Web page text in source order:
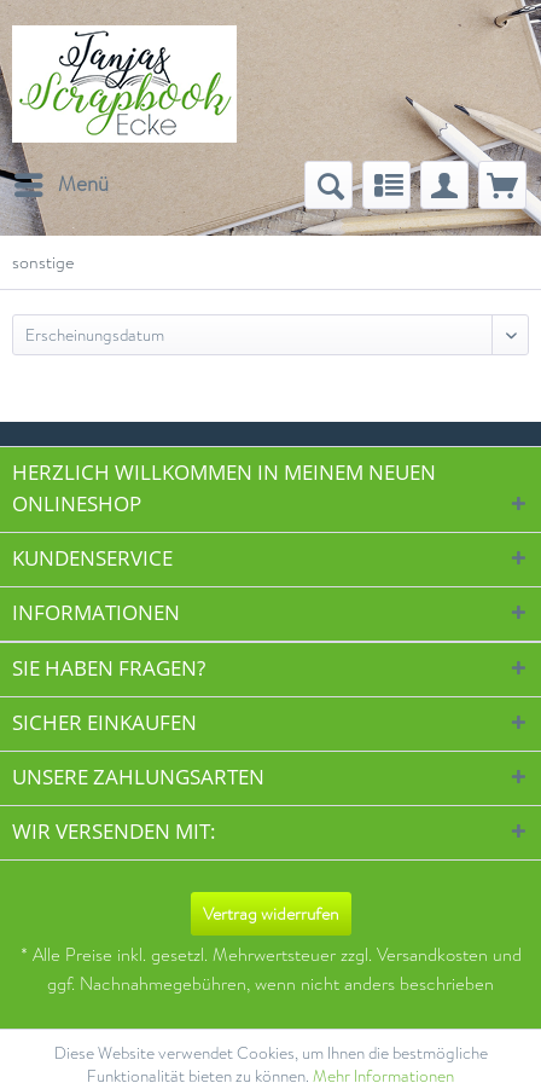
Menü
sonstige
HERZLICH WILLKOMMEN IN MEINEM NEUEN
ONLINESHOP
KUNDENSERVICE
INFORMATIONEN
SIE HABEN FRAGEN?
SICHER EINKAUFEN
UNSERE ZAHLUNGSARTEN
WIR VERSENDEN MIT:
Vertrag widerrufen
* Alle Preise inkl. gesetzl. Mehrwertsteuer zzgl. Versandkosten und
ggf. Nachnahmegebühren, wenn nicht anders beschrieben
Diese Website verwendet Cookies, um Ihnen die bestmögliche
Funktionalität bieten zu können. Mehr Informationen